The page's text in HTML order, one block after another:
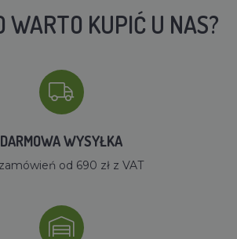
WARTO KUPIĆ U NAS?
DARMOWA WYSYŁKA
od 690 zł z VAT